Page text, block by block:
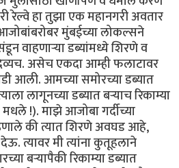
रेल्वे हा तुझा एक महानगरी अवतार
मुंबईच्या लोकल्सने
वाहणाऱ्या डब्यांमध्ये शिरणे व
असेच एकदा आम्ही फलाटावर
आली. आमच्या समोरच्या डब्यात
लागूनच्या डब्यात बऱ्याच रिकाम्या
मधले !). माझे आजोबा गर्दीच्या
की त्यात शिरणे अवघड आहे,
त्यावर मी त्यांना कुतूहलाने
बऱ्यापैकी रिकाम्या डब्यात